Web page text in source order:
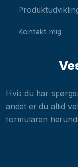
Kontakt mig
Hvis du har
andet er du altid
formularen